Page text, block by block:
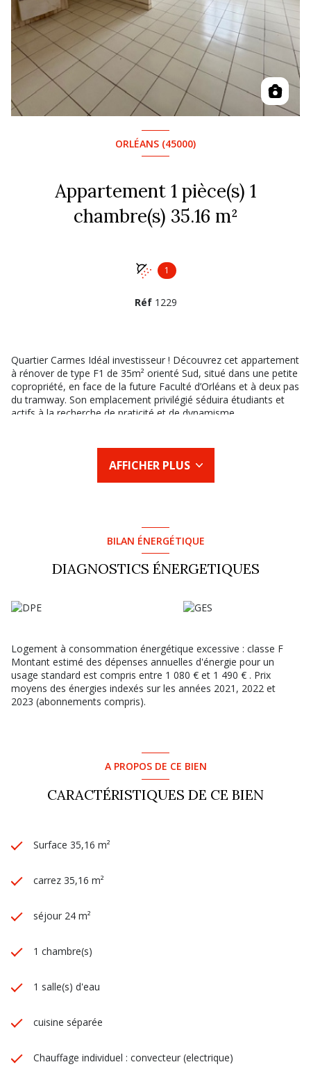
ORLÉANS (45000)
Appartement 1 pièce(s) 1
chambre(s) 35.16 m²
1
Réf 1229
Quartier Carmes Idéal investisseur ! Découvrez cet appartement
à rénover de type F1 de 35m² orienté Sud, situé dans une petite
copropriété, en face de la future Faculté d’Orléans et à deux pas
du tramway. Son emplacement privilégié séduira étudiants et
actifs à la recherche de praticité et de dynamisme.
beau potentiel de valorisation. La façade de l’immeuble est
Les informations sur les risques auxquels ce bien est exposé
sont disponibles sur le site Géorisques : www.
AFFICHER PLUS
BILAN ÉNERGÉTIQUE
DIAGNOSTICS ÉNERGETIQUES
Logement à consommation énergétique excessive : classe F
Montant estimé des dépenses annuelles d'énergie pour un
usage standard est compris entre 1 080 € et 1 490 € . Prix
moyens des énergies indexés sur les années 2021, 2022 et
2023 (abonnements compris).
A PROPOS DE CE BIEN
CARACTÉRISTIQUES DE CE BIEN
Surface 35,16 m²
carrez 35,16 m²
séjour 24 m²
1 chambre(s)
1 salle(s) d'eau
cuisine séparée
Chauffage individuel : convecteur (electrique)